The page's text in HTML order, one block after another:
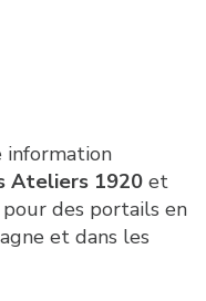
Ateliers 1920 et
pour des portails en
et dans les